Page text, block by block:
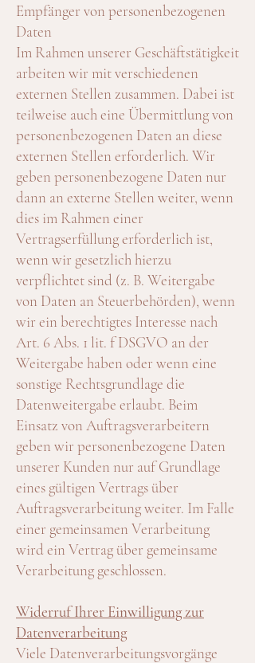
Empfänger von personenbezogenen
Daten
Im Rahmen unserer Geschäftstätigkeit
arbeiten wir mit verschiedenen
externen Stellen zusammen. Dabei ist
teilweise auch eine Übermittlung von
personenbezogenen Daten an diese
externen Stellen erforderlich. Wir
geben personenbezogene Daten nur
dann an externe Stellen weiter, wenn
dies im Rahmen einer
Vertragserfüllung erforderlich ist,
wenn wir gesetzlich hierzu
verpflichtet sind (z. B. Weitergabe
von Daten an Steuerbehörden), wenn
wir ein berechtigtes Interesse nach
Art. 6 Abs. 1 lit. f DSGVO an der
Weitergabe haben oder wenn eine
sonstige Rechtsgrundlage die
Datenweitergabe erlaubt. Beim
Einsatz von Auftragsverarbeitern
geben wir personenbezogene Daten
unserer Kunden nur auf Grundlage
eines gültigen Vertrags über
Auftragsverarbeitung weiter. Im Falle
einer gemeinsamen Verarbeitung
wird ein Vertrag über gemeinsame
Verarbeitung geschlossen.
Widerruf Ihrer Einwilligung zur
Datenverarbeitung
Viele Datenverarbeitungsvorgänge